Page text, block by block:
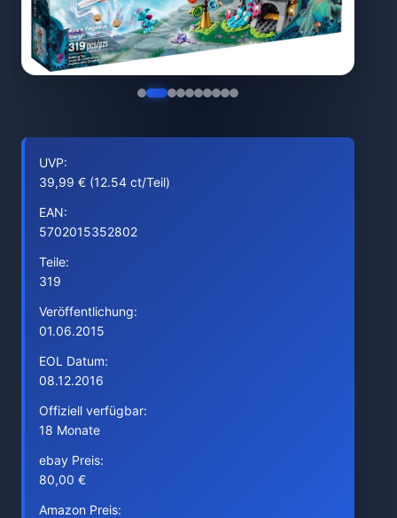
UVP:
39,99 € (12.54 ct/Teil)
EAN:
5702015352802
Teile:
319
Veröffentlichung:
01.06.2015
EOL Datum:
08.12.2016
Offiziell verfügbar:
18 Monate
ebay Preis:
80,00 €
Amazon Preis: